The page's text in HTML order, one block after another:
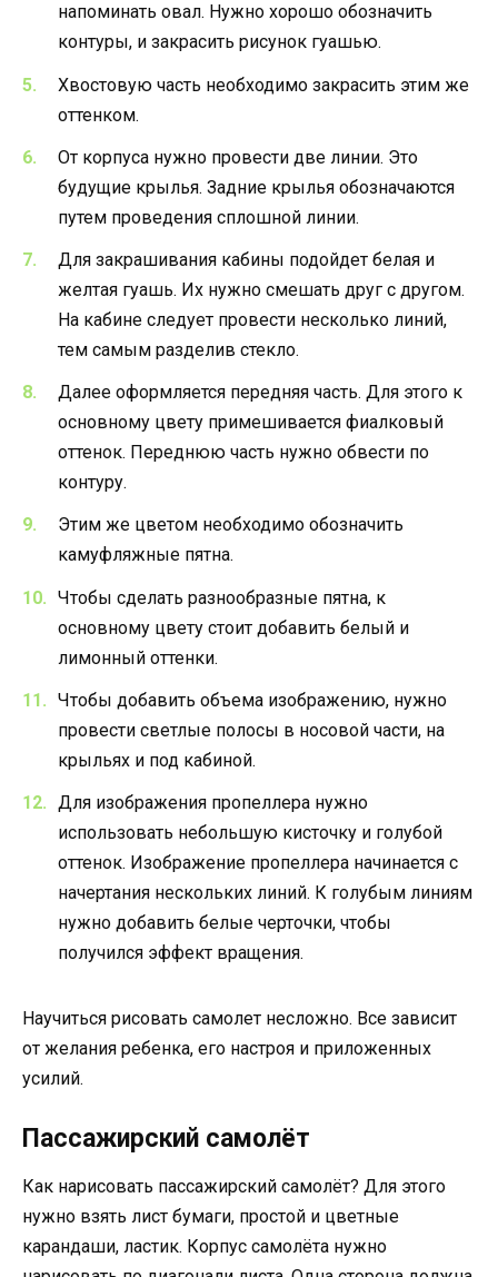
напоминать овал. Нужно хорошо обозначить
контуры, и закрасить рисунок гуашью.
Хвостовую часть необходимо закрасить этим же
оттенком.
От корпуса нужно провести две линии. Это
будущие крылья. Задние крылья обозначаются
путем проведения сплошной линии.
Для закрашивания кабины подойдет белая и
желтая гуашь. Их нужно смешать друг с другом.
На кабине следует провести несколько линий,
тем самым разделив стекло.
Далее оформляется передняя часть. Для этого к
основному цвету примешивается фиалковый
оттенок. Переднюю часть нужно обвести по
контуру.
Этим же цветом необходимо обозначить
камуфляжные пятна.
Чтобы сделать разнообразные пятна, к
основному цвету стоит добавить белый и
лимонный оттенки.
Чтобы добавить объема изображению, нужно
провести светлые полосы в носовой части, на
крыльях и под кабиной.
Для изображения пропеллера нужно
использовать небольшую кисточку и голубой
оттенок. Изображение пропеллера начинается с
начертания нескольких линий. К голубым линиям
нужно добавить белые черточки, чтобы
получился эффект вращения.
Научиться рисовать самолет несложно. Все зависит
от желания ребенка, его настроя и приложенных
усилий.
Пассажирский самолёт
Как нарисовать пассажирский самолёт? Для этого
нужно взять лист бумаги, простой и цветные
карандаши, ластик. Корпус самолёта нужно